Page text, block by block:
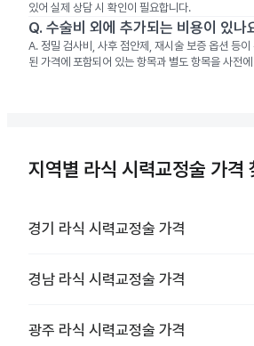
있어 실제 상담 시 확인이 필요합니다.
Q. 수술비 외에 추가되는 비용이 있나
A. 정밀 검사비, 사후 점안제, 재시술 보증 옵션 등이
된 가격에 포함되어 있는 항목과 별도 항목을 사전
지역별 라식 시력교정술 가격
경기 라식 시력교정술 가격
경남 라식 시력교정술 가격
광주 라식 시력교정술 가격